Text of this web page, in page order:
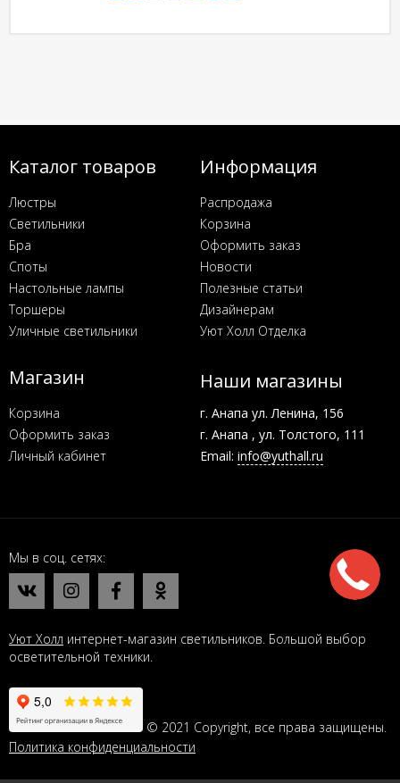
Каталог товаров
Люстры
Светильники
Бра
Споты
Настольные лампы
Торшеры
Уличные светильники
Информация
Распродажа
Корзина
Оформить заказ
Новости
Полезные статьи
Дизайнерам
Уют Холл Отделка
Магазин
Корзина
Оформить заказ
Личный кабинет
Наши магазины
г. Анапа ул. Ленина, 156
г. Анапа , ул. Толстого, 111
Email: info@yuthall.ru
Мы в соц. сетях
Уют Холл интернет-магазин светильников. Большой выбор
осветительной техники.
© 2021 Copyright, все права защищены.
Политика конфиденциальности